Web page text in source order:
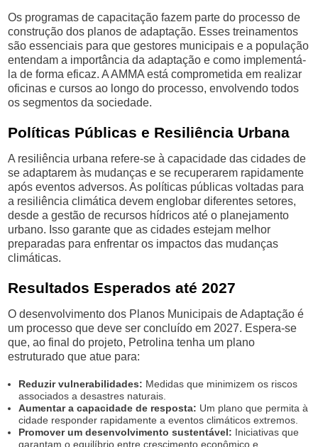
Os programas de capacitação fazem parte do processo de
construção dos planos de adaptação. Esses treinamentos
são essenciais para que gestores municipais e a população
entendam a importância da adaptação e como implementá-
la de forma eficaz. A AMMA está comprometida em realizar
oficinas e cursos ao longo do processo, envolvendo todos
os segmentos da sociedade.
Políticas Públicas e Resiliência Urbana
A resiliência urbana refere-se à capacidade das cidades de
se adaptarem às mudanças e se recuperarem rapidamente
após eventos adversos. As políticas públicas voltadas para
a resiliência climática devem englobar diferentes setores,
desde a gestão de recursos hídricos até o planejamento
urbano. Isso garante que as cidades estejam melhor
preparadas para enfrentar os impactos das mudanças
climáticas.
Resultados Esperados até 2027
O desenvolvimento dos Planos Municipais de Adaptação é
um processo que deve ser concluído em 2027. Espera-se
que, ao final do projeto, Petrolina tenha um plano
estruturado que atue para:
Reduzir vulnerabilidades: Medidas que minimizem os riscos
associados a desastres naturais.
Aumentar a capacidade de resposta: Um plano que permita à
cidade responder rapidamente a eventos climáticos extremos.
Promover um desenvolvimento sustentável: Iniciativas que
garantam o equilíbrio entre crescimento econômico e